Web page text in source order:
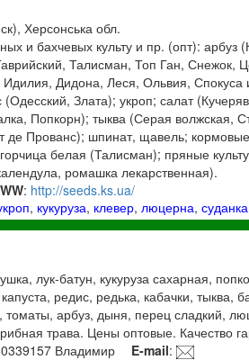
Херсонська обл.
и бахчевых культу и пр. (опт):
Талисман, Топ Ган, Снежок,
Дидона, Леся, Ольвия, Спокуса
Злата); укроп; салат
Попкорн); тыква (Серая волжская,
де Прованс); шпинат, щавель;
белая (Талисман); пряные
ромашка лекарственная).
: http://seeds.ks.ua/
, кукуруза, клевер,люцерна,суданка
лук-батун, кукуруза сахарная,
редис, редька, кабачки, тыква,
арбуз, дыня, перец сладкий,
трава. Цены оптовые. Качество
Владимир E-mail: